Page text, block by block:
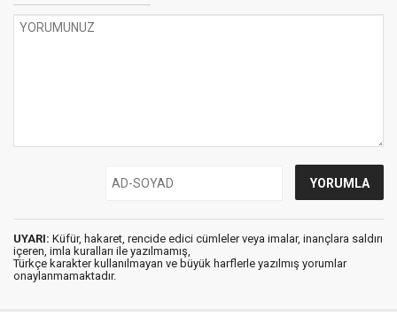
UYARI: Küfür, hakaret, rencide edici cümleler veya imalar, inançlara saldırı
içeren, imla kuralları ile yazılmamış,
Türkçe karakter kullanılmayan ve büyük harflerle yazılmış yorumlar
onaylanmamaktadır.